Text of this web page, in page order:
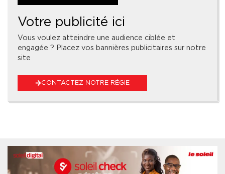
Votre publicité ici
Vous voulez atteindre une audience ciblée et
engagée ? Placez vos bannières publicitaires sur notre
site
CONTACTEZ NOTRE RÉGIE